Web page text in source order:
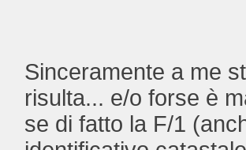
Sinceramente a me
risulta... e/o forse è
se di fatto la F/1